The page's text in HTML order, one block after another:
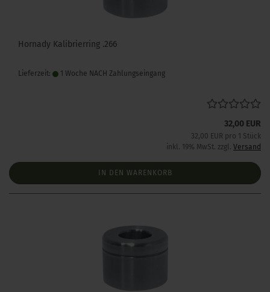
Hornady Kalibrierring .266
Lieferzeit: 1 Woche NACH Zahlungseingang
32,00 EUR
32,00 EUR pro 1 Stück
inkl. 19% MwSt. zzgl. Versand
IN DEN WARENKORB